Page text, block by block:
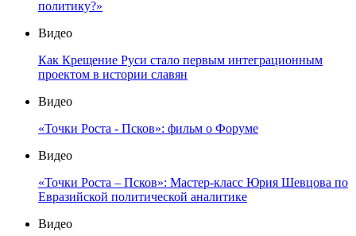
политику?»
Видео
Как Крещение Руси стало первым интеграционным
проектом в истории славян
Видео
«Точки Роста - Псков»: фильм о Форуме
Видео
«Точки Роста – Псков»: Мастер-класс Юрия Шевцова по
Евразийской политической аналитике
Видео